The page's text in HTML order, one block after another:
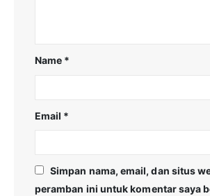
Name *
Email *
Simpan nama, email, dan situs
peramban ini untuk komentar saya